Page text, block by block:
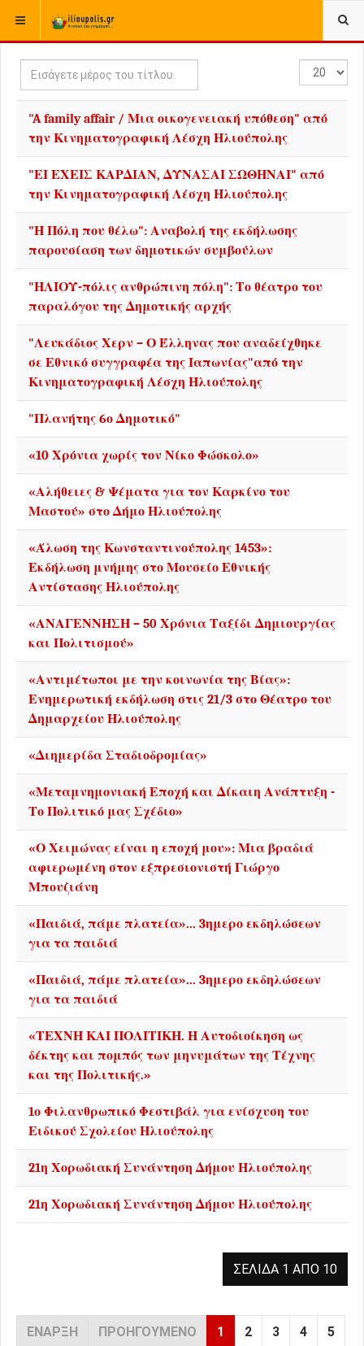
ΒΡΊΣΚΕΣΤΕ ΕΔΏ: ΑΡΧΙΚΉ
Εισάγετε
μέρος
Εμφάνιση
#
"A family affair / Μια οικογενειακή υπόθεση" από
την Κινηματογραφική Λέσχη Ηλιούπολης
"ΕΙ ΕΧΕΙΣ ΚΑΡΔΙΑΝ, ΔΥΝΑΣΑΙ ΣΩΘΗΝΑΙ" από
την Κινηματογραφική Λέσχη Ηλιούπολης
"Η Πόλη που θέλω": Αναβολή της εκδήλωσης
παρουσίαση των δημοτικών συμβούλων
"ΗΛΙΟΥ-πόλις ανθρώπινη πόλη": Το θέατρο του
παραλόγου της Δημοτικής αρχής
"Λευκάδιος Χερν – Ο Έλληνας που αναδείχθηκε
σε Εθνικό συγγραφέα της Ιαπωνίας"από την
Κινηματογραφική Λέσχη Ηλιούπολης
"Πλανήτης 6ο Δημοτικό"
«10 Χρόνια χωρίς τον Νίκο Φώσκολο»
«Αλήθειες & Ψέματα για τον Καρκίνο του
Μαστού» στο Δήμο Ηλιούπολης
«Άλωση της Κωνσταντινούπολης 1453»:
Εκδήλωση μνήμης στο Μουσείο Εθνικής
Αντίστασης Ηλιούπολης
«ΑΝΑΓΕΝΝΗΣΗ – 50 Χρόνια Ταξίδι Δημιουργίας
και Πολιτισμού»
«Αντιμέτωποι με την κοινωνία της Βίας»:
Ενημερωτική εκδήλωση στις 21/3 στο Θέατρο του
Δημαρχείου Ηλιούπολης
«Διημερίδα Σταδιοδρομίας»
«Μεταμνημονιακή Εποχή και Δίκαιη Ανάπτυξη -
Το Πολιτικό μας Σχέδιο»
«Ο Χειμώνας είναι η εποχή μου»: Μια βραδιά
αφιερωμένη στον εξπρεσιονιστή Γιώργο
Μπουζιάνη
«Παιδιά, πάμε πλατεία»... 3ημερο εκδηλώσεων
για τα παιδιά
«Παιδιά, πάμε πλατεία»... 3ημερο εκδηλώσεων
για τα παιδιά
«ΤΕΧΝΗ ΚΑΙ ΠΟΛΙΤΙΚΗ. Η Αυτοδιοίκηση ως
δέκτης και πομπός των μηνυμάτων της Τέχνης
και της Πολιτικής.»
1ο Φιλανθρωπικό Φεστιβάλ για ενίσχυση του
Ειδικού Σχολείου Ηλιούπολης
21η Χορωδιακή Συνάντηση Δήμου Ηλιούπολης
21η Χορωδιακή Συνάντηση Δήμου Ηλιούπολης
ΣΕΛΊΔΑ 1 ΑΠΌ 10
ΈΝΑΡΞΗ ΠΡΟΗΓΟΎΜΕΝΟ 1 2 3 4 5